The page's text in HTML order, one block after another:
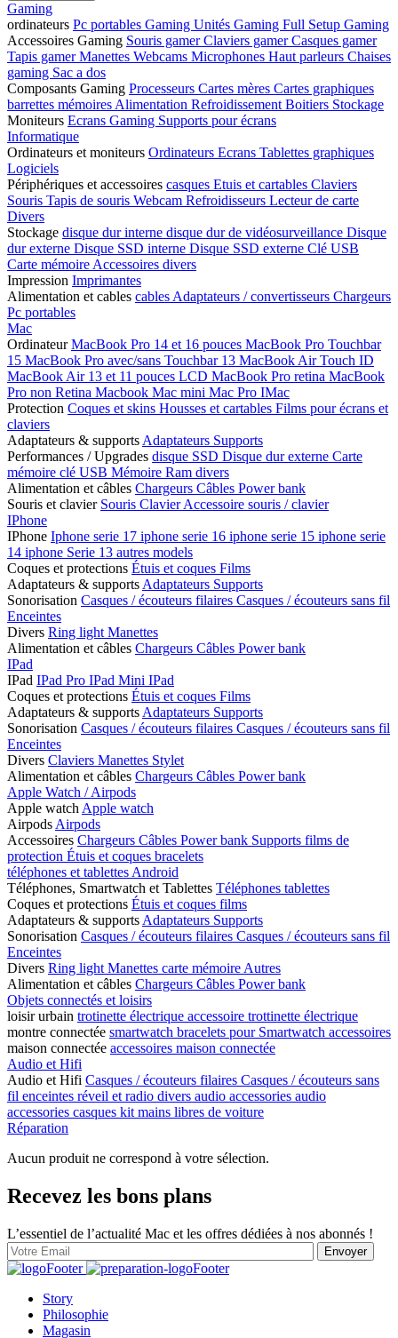
Gaming
ordinateurs Pc portables Gaming Unités Gaming Full Setup Gaming
Accessoires Gaming Souris gamerClaviers gamerCasques gamer
Tapis gamerManettes Webcams Microphones Haut parleurs Chaises
gaming Sac a dos
Composants Gaming Processeurs Cartes mères Cartes graphiques
barrettes mémoires Alimentation Refroidissement Boitiers Stockage
Moniteurs Ecrans Gaming Supports pour écrans
Informatique
Ordinateurs et moniteurs Ordinateurs Ecrans Tablettes graphiques
Logiciels
Périphériques et accessoires casques Etuis et cartables Claviers
Souris Tapis de souris Webcam Refroidisseurs Lecteur de carte
Divers
Stockage disque dur interne disque dur de vidéosurveillance Disque
dur externe Disque SSD interne Disque SSD externe Clé USB
Carte mémoire Accessoires divers
Impression Imprimantes
Alimentation et cables cables Adaptateurs / convertisseurs Chargeurs
Pc portables
Mac
OrdinateurMacBook Pro 14 et 16 pouces MacBook Pro Touchbar
15 MacBook Pro avec/sans Touchbar 13 MacBook Air Touch ID
MacBook Air 13 et 11 pouces LCD MacBook Pro retina MacBook
Pro non Retina Macbook Mac mini Mac Pro IMac
Protection Coques et skins Housses et cartables Films pour écrans et
claviers
Adaptateurs & supports Adaptateurs Supports
Performances / Upgrades disque SSD Disque dur externe Carte
mémoire clé USB Mémoire Ram divers
Alimentation et câbles Chargeurs Câbles Power bank
Souris et clavier Souris ClavierAccessoire souris / clavier
IPhone
IPhone Iphone serie 17 iphone serie 16 iphone serie 15 iphone serie
14 iphone Serie 13 autres models
Coques et protections Étuis et coques Films
Adaptateurs & supports Adaptateurs Supports
Sonorisation Casques / écouteurs filaires Casques / écouteurs sans fil
Enceintes
Divers Ring light Manettes
Alimentation et câbles Chargeurs Câbles Power bank
IPad
IPad IPad Pro IPad Mini IPad
Coques et protections Étuis et coques Films
Adaptateurs & supports Adaptateurs Supports
Sonorisation Casques / écouteurs filaires Casques / écouteurs sans fil
Enceintes
Divers Claviers Manettes Stylet
Alimentation et câbles Chargeurs Câbles Power bank
Apple Watch / Airpods
Apple watch Apple watch
Airpods Airpods
Accessoires Chargeurs Câbles Power bank Supports films de
protection Étuis et coques bracelets
téléphones et tablettes Android
Téléphones, Smartwatch et Tablettes Téléphones tablettes
Coques et protections Étuis et coques films
Adaptateurs & supports Adaptateurs Supports
Sonorisation Casques / écouteurs filaires Casques / écouteurs sans fil
Enceintes
Divers Ring light Manettes carte mémoire Autres
Alimentation et câbles Chargeurs Câbles Power bank
Objets connectés et loisirs
loisir urbain trotinette électrique accessoire trottinette électrique
montre connectée smartwatch bracelets pour Smartwatch accessoires
maison connectée accessoires maison connectée
Audio et Hifi
Audio et Hifi Casques / écouteurs filaires Casques / écouteurs sans
fil enceintes réveil et radio divers audio accessories audio
accessories casques kit mains libres de voiture
Réparation
Aucun produit ne correspond à votre sélection.
Recevez les bons plans
L’essentiel de l’actualité Mac et les offres dédiées à nos abonnés !
Story
Philosophie
Magasin